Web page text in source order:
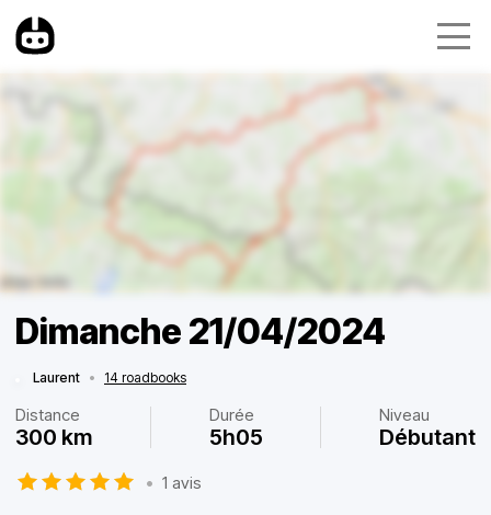
Dimanche 21/04/2024
Laurent • 14 roadbooks
Distance
300 km
Durée
5h05
Niveau
Débutant
• 1 avis